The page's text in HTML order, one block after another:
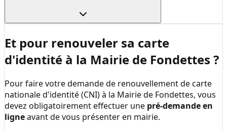
Et pour renouveler sa carte
d'identité à la Mairie de Fondettes ?
Pour faire votre demande de renouvellement de carte
nationale d'identité (CNI) à la Mairie de Fondettes, vous
devez obligatoirement effectuer une pré-demande en
ligneavant de vous présenter en mairie.